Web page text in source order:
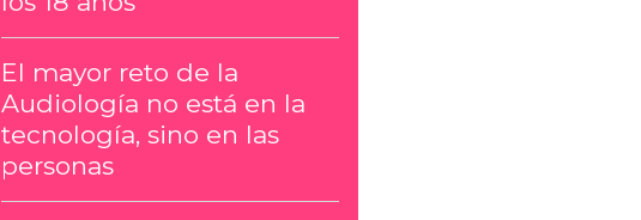
El mayor reto de la
Audiología no está en la
tecnología, sino en las
personas